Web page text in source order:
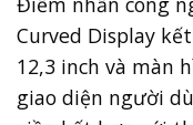
Curved Display
12,3 inch và màn
giao diện người
viền kết hợp với